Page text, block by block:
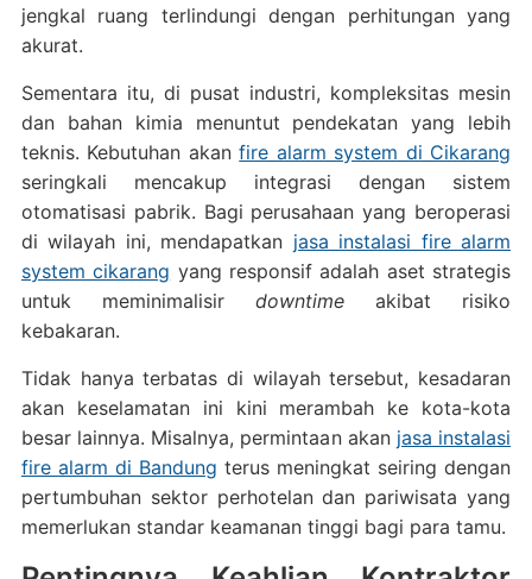
jengkal ruang terlindungi dengan perhitungan yang
akurat.
Sementara itu, di pusat industri, kompleksitas mesin
dan bahan kimia menuntut pendekatan yang lebih
teknis. Kebutuhan akanfire alarm system di Cikarang
seringkali mencakup integrasi dengan sistem
otomatisasi pabrik. Bagi perusahaan yang beroperasi
di wilayah ini, mendapatkan jasa instalasi fire alarm
system cikarang yang responsif adalah aset strategis
untuk meminimalisir downtime akibat risiko
kebakaran.
Tidak hanya terbatas di wilayah tersebut, kesadaran
akan keselamatan ini kini merambah ke kota-kota
besar lainnya. Misalnya, permintaan akan jasa instalasi
fire alarm di Bandung terus meningkat seiring dengan
pertumbuhan sektor perhotelan dan pariwisata yang
memerlukan standar keamanan tinggi bagi para tamu.